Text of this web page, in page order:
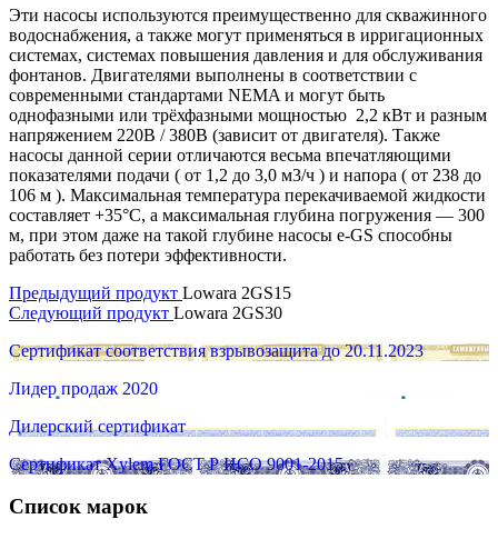
Эти насосы используются преимущественно для скважинного
водоснабжения, а также могут применяться в ирригационных
системах, системах повышения давления и для обслуживания
фонтанов. Двигателями выполнены в соответствии с
современными стандартами NEMA и могут быть
однофазными или трёхфазными мощностью 2,2 кВт и разным
напряжением 220В / 380В (зависит от двигателя). Также
насосы данной серии отличаются весьма впечатляющими
показателями подачи ( от 1,2 до 3,0 м3/ч ) и напора ( от 238 до
106 м ). Максимальная температура перекачиваемой жидкости
составляет +35°C, а максимальная глубина погружения — 300
м, при этом даже на такой глубине насосы e-GS способны
работать без потери эффективности.
Предыдущий продукт Lowara 2GS15
Следующий продукт Lowara 2GS30
Сертификат соответствия взрывозащита до 20.11.2023
Лидер продаж 2020
Дилерский сертификат
Сертификат Xylem ГОСТ Р ИСО 9001-2015
Список марок